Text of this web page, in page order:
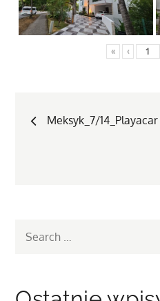
« ‹
Nawigacja
Meksyk_7/14_Playacar